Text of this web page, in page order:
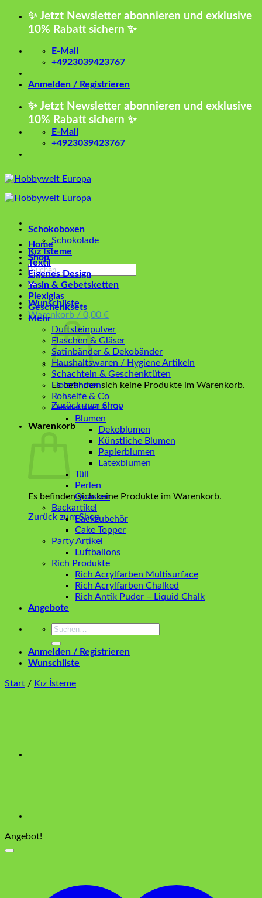
Zum
✨ Jetzt Newsletter abonnieren und exklusive
10% Rabatt sichern ✨
E-Mail
+4923039423767
Anmelden / Registrieren
✨ Jetzt Newsletter abonnieren und exklusive
10% Rabatt sichern ✨
E-Mail
+4923039423767
Home
Shop
Suchen
nach:
Wunschliste
Warenkorb / 0,00 €
Es befinden sich keine Produkte im Warenkorb.
Zurück zum Shop
Warenkorb
Es befinden sich keine Produkte im Warenkorb.
Zurück zum Shop
Schokoboxen
Schokolade
Kız İsteme
Textil
Eigenes Design
Yasin & Gebetsketten
Plexiglas
Geschenksets
Mehr
Duftsteinpulver
Flaschen & Gläser
Satinbänder & Dekobänder
Haushaltswaren / Hygiene Artikeln
Schachteln & Geschenktüten
Holzrahmen
Rohseife & Co
Dekoartikel & Co
Blumen
Dekoblumen
Künstliche Blumen
Papierblumen
Latexblumen
Tüll
Perlen
Quasten
Backartikel
Backzubehör
Cake Topper
Party Artikel
Luftballons
Rich Produkte
Rich Acrylfarben Multisurface
Rich Acrylfarben Chalked
Rich Antik Puder – Liquid Chalk
Angebote
Suchen
Anmelden / Registrieren
Wunschliste
Start / Kız İsteme
Angebot!